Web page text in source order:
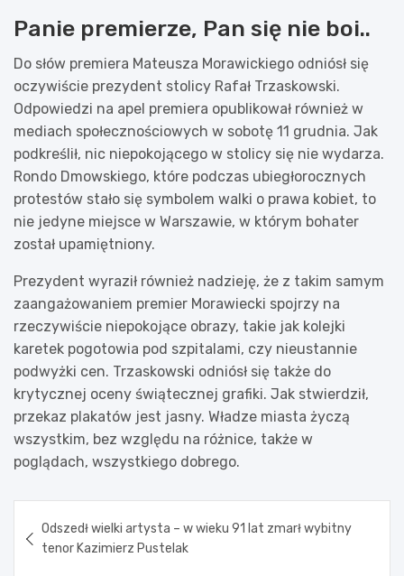
Panie premierze, Pan się nie boi..
Do słów premiera Mateusza Morawickiego odniósł się
oczywiście prezydent stolicy Rafał Trzaskowski.
Odpowiedzi na apel premiera opublikował również w
mediach społecznościowych w sobotę 11 grudnia. Jak
podkreślił, nic niepokojącego w stolicy się nie wydarza.
Rondo Dmowskiego, które podczas ubiegłorocznych
protestów stało się symbolem walki o prawa kobiet, to
nie jedyne miejsce w Warszawie, w którym bohater
został upamiętniony.
Prezydent wyraził również nadzieję, że z takim samym
zaangażowaniem premier Morawiecki spojrzy na
rzeczywiście niepokojące obrazy, takie jak kolejki
karetek pogotowia pod szpitalami, czy nieustannie
podwyżki cen. Trzaskowski odniósł się także do
krytycznej oceny świątecznej grafiki. Jak stwierdził,
przekaz plakatów jest jasny. Władze miasta życzą
wszystkim, bez względu na różnice, także w
poglądach, wszystkiego dobrego.
wpisu
Odszedł wielki artysta – w wieku 91 lat zmarł wybitny
tenor Kazimierz Pustelak